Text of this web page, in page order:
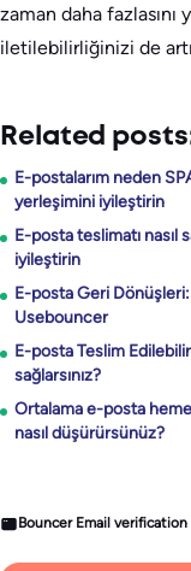
zaman daha
iletilebilirliğinizi de
Related
E-postalarım neden
yerleşimini iyileştirin
E-posta teslimatı nasıl
iyileştirin
E-posta Geri Dönüşleri:
Usebouncer
E-posta Teslim
sağlarsınız?
Ortalama e-posta
nasıl düşürürsünüz?
Bouncer Email verification